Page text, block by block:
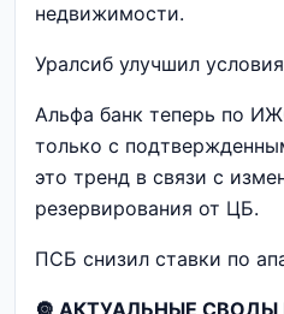
недвижимости.
Уралсиб улучшил
Альфа банк теперь по
только с
это тренд в связи с
резервирования от ЦБ.
ПСБ снизил ставки по
🔘 АКТУАЛЬНЫЕ СВОДЫ